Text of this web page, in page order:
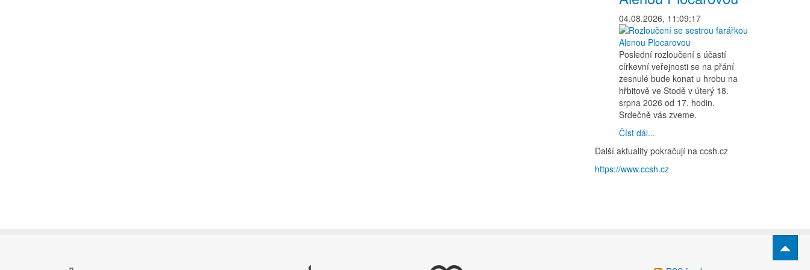
04.08.2026, 11:09:17
Poslední rozloučení s účastí
církevní veřejnosti se na přání
zesnulé bude konat u hrobu na
hřbitově ve Stodě v úterý 18.
srpna 2026 od 17. hodin.
Srdečně vás zveme.
Číst dál...
Další aktuality pokračují na ccsh.cz
https://www.ccsh.cz